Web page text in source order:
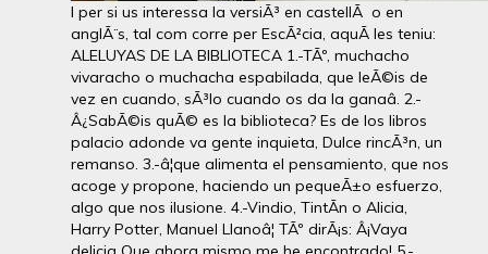
I per si us interessa la versiÃ³ en castellÃ o en
anglÃ¨s, tal com corre per EscÃ²cia, aquÃ­ les teniu:
ALELUYAS DE LA BIBLIOTECA 1.-TÃº, muchacho
vivaracho o muchacha espabilada, que leÃ©is de
vez en cuando, sÃ³lo cuando os da la ganaâ. 2.-
Â¿SabÃ©is quÃ© es la biblioteca? Es de los libros
palacio adonde va gente inquieta, Dulce rincÃ³n, un
remanso. 3.-â¦que alimenta el pensamiento, que nos
acoge y propone, haciendo un pequeÃ±o esfuerzo,
algo que nos ilusione. 4.-Vindio, TintÃ­n o Alicia,
Harry Potter, Manuel Llanoâ¦ TÃº dirÃ¡s: Â¡Vaya